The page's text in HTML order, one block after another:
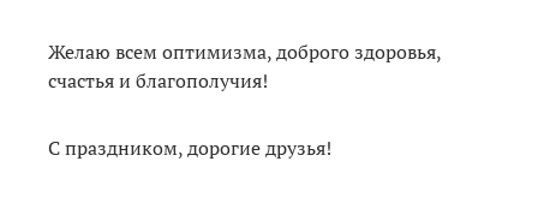
Желаю всем оптимизма, доброго здоровья,
счастья и благополучия!
С праздником, дорогие друзья!